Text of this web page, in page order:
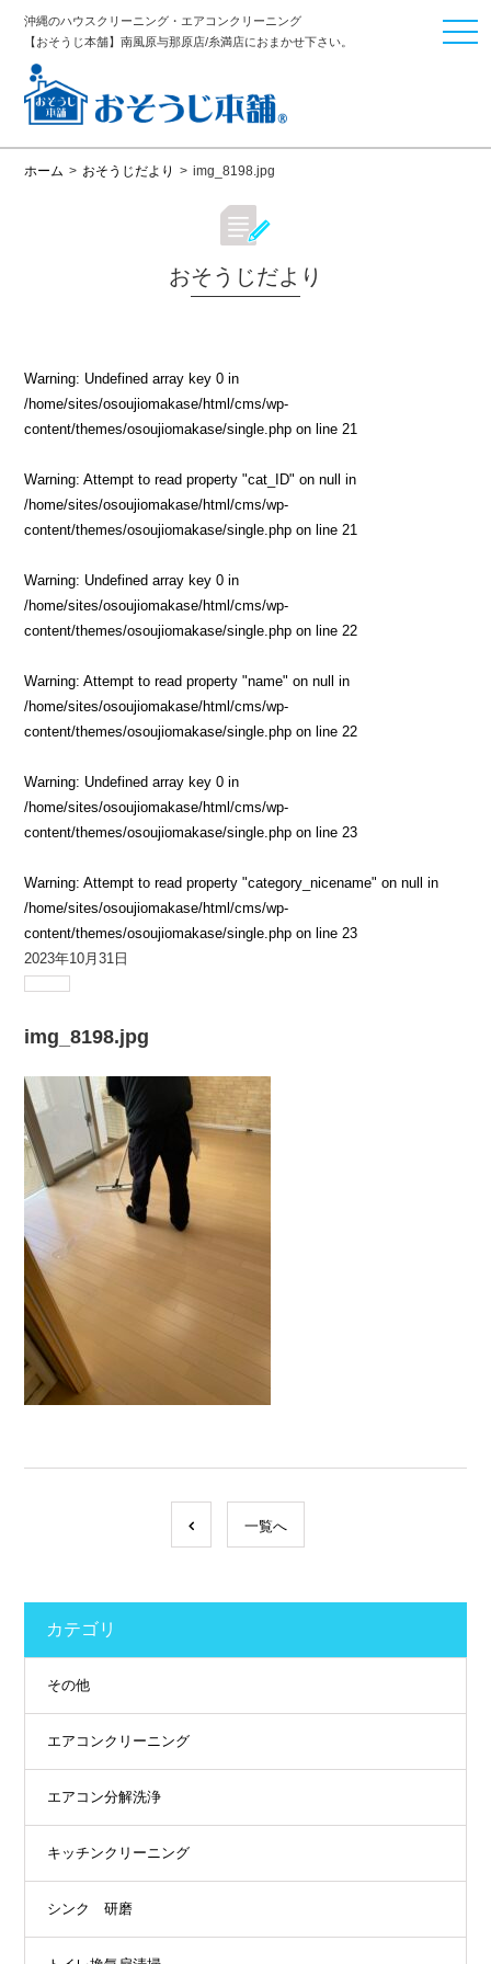
沖縄のハウスクリーニング・エアコンクリーニング
【おそうじ本舗】南風原与那原店/糸満店におまかせ下さい。
ホーム > おそうじだより > img_8198.jpg
おそうじだより
Warning: Undefined array key 0 in
/home/sites/osoujiomakase/html/cms/wp-
content/themes/osoujiomakase/single.php on line 21
Warning: Attempt to read property "cat_ID" on null in
/home/sites/osoujiomakase/html/cms/wp-
content/themes/osoujiomakase/single.php on line 21
Warning: Undefined array key 0 in
/home/sites/osoujiomakase/html/cms/wp-
content/themes/osoujiomakase/single.php on line 22
Warning: Attempt to read property "name" on null in
/home/sites/osoujiomakase/html/cms/wp-
content/themes/osoujiomakase/single.php on line 22
Warning: Undefined array key 0 in
/home/sites/osoujiomakase/html/cms/wp-
content/themes/osoujiomakase/single.php on line 23
Warning: Attempt to read property "category_nicename" on null in
/home/sites/osoujiomakase/html/cms/wp-
content/themes/osoujiomakase/single.php on line 23
2023年10月31日
img_8198.jpg
一覧へ
カテゴリ
その他
エアコンクリーニング
エアコン分解洗浄
キッチンクリーニング
シンク 研磨